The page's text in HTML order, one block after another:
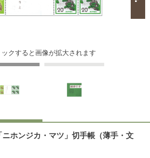
ックすると画像が拡大されます
ホンジカ・マツ」切手帳（薄手・文